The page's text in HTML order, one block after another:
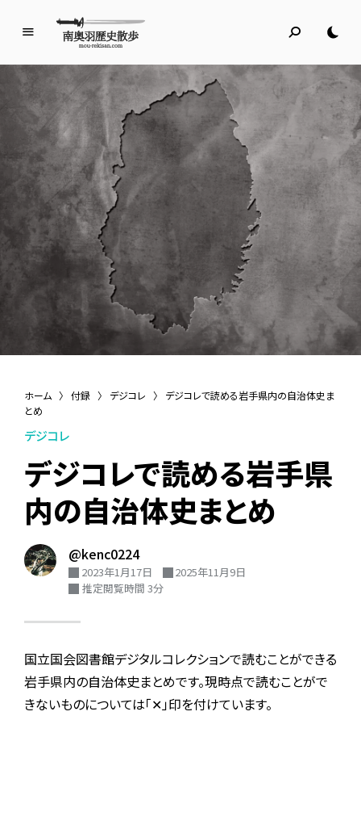
奥
羽
歴
史
散
歩
名所旧跡と館めぐり
ホーム 〉 付録 〉 デジコレ 〉
デジコレで読める岩手県内の自治体史ま
とめ
デジコレ
デジコレで読める岩手県
内の自治体史まとめ
@kenc0224
2023年1月17日
2025年11月9日
推定閲覧時間 3分
国立国会図書館デジタルコレクションで読むことができる
岩手県内の自治体史まとめです。現時点で読むことがで
きないものについては「✕」印を付けています。